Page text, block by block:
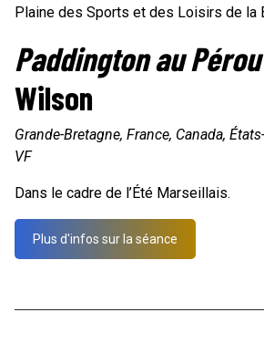
Plaine des Sports et des Loisirs de la
Paddington au Pérou
Wilson
Grande-Bretagne, France, Canada,
VF
Dans le cadre de l’Été Marseillais.
Plus d'infos sur la séance